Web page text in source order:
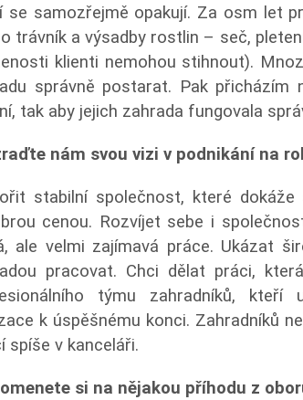
se samozřejmě opakují. Za osm let
trávník a výsadby rostlin – seč,
klienti nemohou stihnout).
správně postarat. Pak přicházím
tak aby jejich zahrada fungovala
nám svou vizi v podnikání na
stabilní společnost, které
cenou. Rozvíjet sebe i
ale velmi zajímavá práce. Ukázat
pracovat. Chci dělat práci,
týmu zahradníků,
k úspěšnému konci. Zahradníků
spíše v kanceláři.
si na nějakou příhodu z